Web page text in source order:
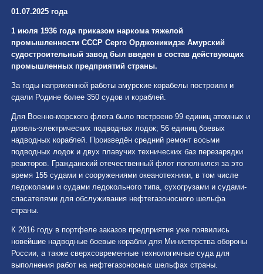
01.07.2025 года
1 июля 1936 года приказом наркома тяжелой
промышленности СССР Серго Орджоникидзе Амурский
судостроительный завод был введен в состав действующих
промышленных предприятий страны.
За годы напряженной работы амурские корабелы построили и
сдали Родине более 350 судов и кораблей.
Для Военно-морского флота было построено 99 единиц атомных и
дизель-электрических подводных лодок; 56 единиц боевых
надводных кораблей. Произведён средний ремонт восьми
подводных лодок и двух плавучих технических баз перезарядки
реакторов. Гражданский отечественный флот пополнился за это
время 155 судами и сооружениями океанотехники, в том числе
ледоколами и судами ледокольного типа, сухогрузами и судами-
спасателями для обслуживания нефтегазоносного шельфа
страны.
К 2016 году в портфеле заказов предприятия уже появились
новейшие надводные боевые корабли для Министерства обороны
России, а также сверхсовременные технологичные суда для
выполнения работ на нефтегазоносных шельфах страны.